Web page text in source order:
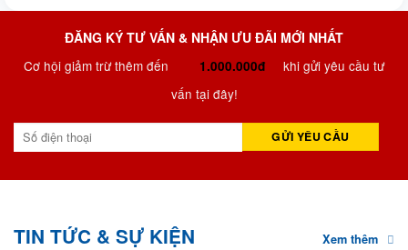
ĐĂNG KÝ TƯ VẤN & NHẬN ƯU ĐÃI MỚI NHẤT
Cơ hội giảm trừ thêm đến
1.000.000đ
khi gửi yêu cầu tư
vấn tại đây!
TIN TỨC & SỰ KIỆN Xem thêm